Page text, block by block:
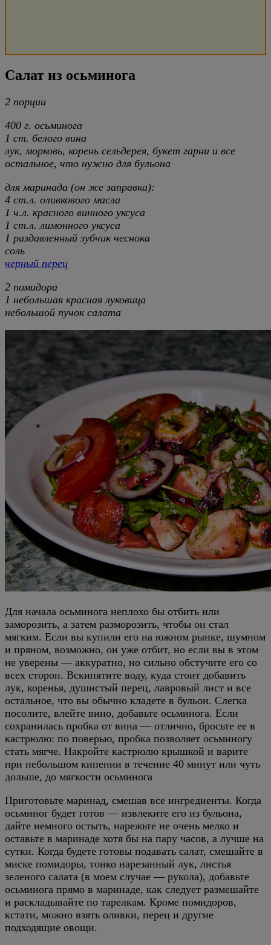
Салат из осьминога
2 порции
400 г. осьминога
1 ст. белого вина
лук, морковь, корень сельдерея, букет гарни и все
остальное, что нужно для бульона
для маринада (он же заправка):
4 ст.л. оливкового масла
1 ч.л. красного винного уксуса
1 ст.л. лимонного уксуса
1 раздавленный зубчик чеснока
соль
черный перец
2 помидора
1 небольшая красная луковица
небольшой пучок салата
Для начала осьминога неплохо бы отбить или
заморозить, а затем разморозить, чтобы он стал
мягким. Если вы купили его на южном рынке, шумном
и пряном, возможно, он уже отбит, но если вы в этом
не уверены — аккуратно, но сильно обстучите его со
всех сторон. Вскипятите воду, куда стоит добавить
лук, коренья, душистый перец, лавровый лист и все
остальное, что вы обычно кладете в бульон. Слегка
посолите, влейте вино, добавьте осьминога. Если
сохранилась пробка от вина — отлично, бросьте ее в
кастрюлю: по поверью, пробка позволяет осьминогу
стать мягче. Накройте кастрюлю крышкой и варите
при небольшом кипении в течение 40 минут или чуть
дольше, до мягкости осьминога
Приготовьте маринад, смешав все ингредиенты. Когда
осьминог будет готов — извлеките его из бульона,
дайте немного остыть, нарежьте не очень мелко и
оставьте в маринаде хотя бы на пару часов, а лучше на
сутки. Когда будете готовы подавать салат, смешайте в
миске помидоры, тонко нарезанный лук, листья
зеленого салата (в моем случае — рукола), добавьте
осьминога прямо в маринаде, как следует размешайте
и раскладывайте по тарелкам. Кроме помидоров,
кстати, можно взять оливки, перец и другие
подходящие овощи.